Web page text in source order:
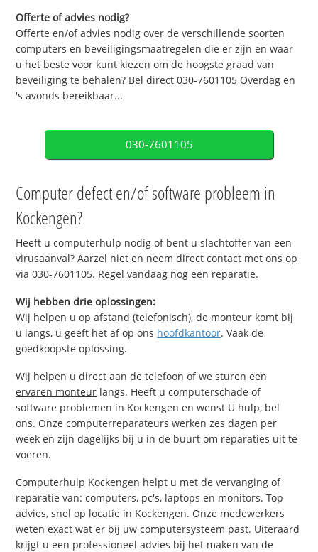
Offerte of advies nodig?
Offerte en/of advies nodig over de verschillende soorten
computers en beveiligingsmaatregelen die er zijn en waar
u het beste voor kunt kiezen om de hoogste graad van
beveiliging te behalen? Bel direct 030-7601105 Overdag en
's avonds bereikbaar...
030-7601105
Computer defect en/of software probleem in
Kockengen?
Heeft u computerhulp nodig of bent u slachtoffer van een
virusaanval? Aarzel niet en neem direct contact met ons op
via 030-7601105. Regel vandaag nog een reparatie.
Wij hebben drie oplossingen:
Wij helpen u op afstand (telefonisch), de monteur komt bij
u langs, u geeft het af op ons hoofdkantoor. Vaak de
goedkoopste oplossing.
Wij helpen u direct aan de telefoon of we sturen een
ervaren monteur langs. Heeft u computerschade of
software problemen in Kockengen en wenst U hulp, bel
ons. Onze computerreparateurs werken zes dagen per
week en zijn dagelijks bij u in de buurt om reparaties uit te
voeren.
Computerhulp Kockengen helpt u met de vervanging of
reparatie van: computers, pc's, laptops en monitors. Top
advies, snel op locatie in Kockengen. Onze medewerkers
weten exact wat er bij uw computersysteem past. Uiteraard
krijgt u een professioneel advies bij het maken van de